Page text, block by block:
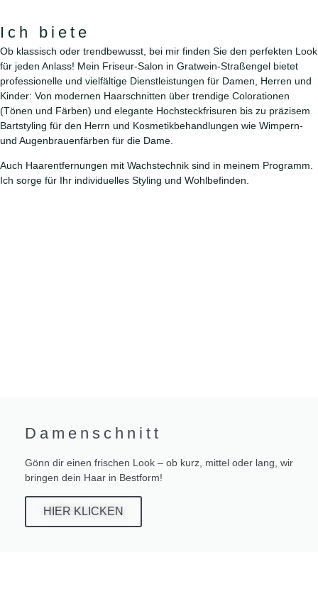
AKTION
Für Kinder und Jugendliche
von 12 – 18 Jahren gibt es 20 % Rabatt
JETZT TERMIN AUSMACHEN
Ich biete
Ob klassisch oder trendbewusst, bei mir finden Sie den perfekten Look
für jeden Anlass! Mein Friseur-Salon in Gratwein-Straßengel bietet
professionelle und vielfältige Dienstleistungen für Damen, Herren und
Kinder: Von modernen Haarschnitten über trendige Colorationen
(Tönen und Färben) und elegante Hochsteckfrisuren bis zu präzisem
Bartstyling für den Herrn und Kosmetikbehandlungen wie Wimpern-
und Augenbrauenfärben für die Dame.
Auch Haarentfernungen mit Wachstechnik sind in meinem Programm.
Ich sorge für Ihr individuelles Styling und Wohlbefinden.
Damenschnitt
Gönn dir einen frischen Look – ob kurz, mittel oder lang, wir
bringen dein Haar in Bestform!
HIER KLICKEN